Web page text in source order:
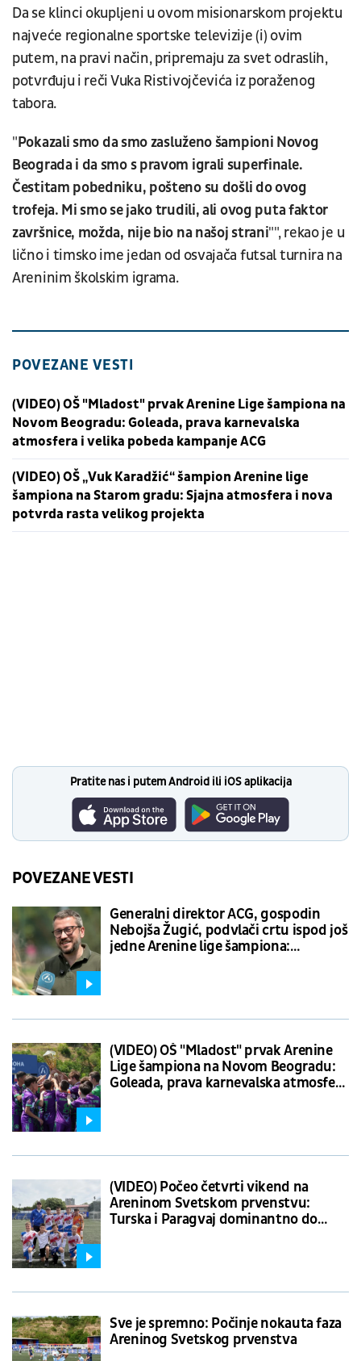
Da se klinci okupljeni u ovom misionarskom projektu
najveće regionalne sportske televizije (i) ovim
putem, na pravi način, pripremaju za svet odraslih,
potvrđuju i reči Vuka Ristivojčevića iz poraženog
tabora.
"Pokazali smo da smo zasluženo šampioni Novog
Beograda i da smo s pravom igrali superfinale.
Čestitam pobedniku, pošteno su došli do ovog
trofeja. Mi smo se jako trudili, ali ovog puta faktor
završnice, možda, nije bio na našoj strani"", rekao je u
lično i timsko ime jedan od osvajača futsal turnira na
Areninim školskim igrama.
POVEZANE VESTI
(VIDEO) OŠ "Mladost" prvak Arenine Lige šampiona na
Novom Beogradu: Goleada, prava karnevalska
atmosfera i velika pobeda kampanje ACG
(VIDEO) OŠ „Vuk Karadžić“ šampion Arenine lige
šampiona na Starom gradu: Sjajna atmosfera i nova
potvrda rasta velikog projekta
Pratite nas i putem Android ili iOS aplikacija
POVEZANE VESTI
Generalni direktor ACG, gospodin
Nebojša Žugić, podvlači crtu ispod još
jedne Arenine lige šampiona:
(VIDEO) OŠ "Mladost" prvak Arenine
Lige šampiona na Novom Beogradu:
Goleada, prava karnevalska atmosfera
(VIDEO) Počeo četvrti vikend na
Areninom Svetskom prvenstvu:
Turska i Paragvaj dominantno do
Sve je spremno: Počinje nokauta faza
Areninog Svetskog prvenstva